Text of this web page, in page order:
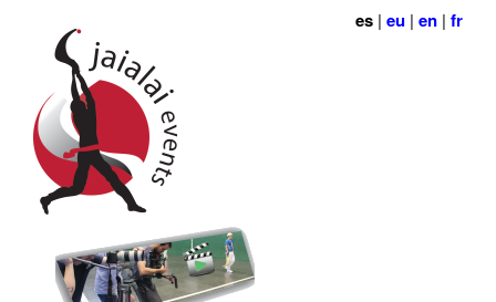
es | eu | en | fr